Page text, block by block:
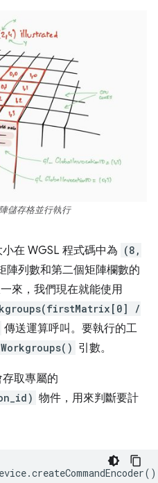
儲存格並行執行
在 WGSL 程式碼中為 (8,
陣列數和第二個矩陣欄數的
來，我們現在就能使用
/
傳送運算呼叫。要執行的工
引數。
取專屬的
物件，用來判斷要計
.createCommandEncoder